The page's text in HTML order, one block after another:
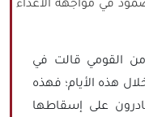
في مواجهة الأعداء
القومي قالت في
هذه الأيام؛ فهذه
على إسقاطها